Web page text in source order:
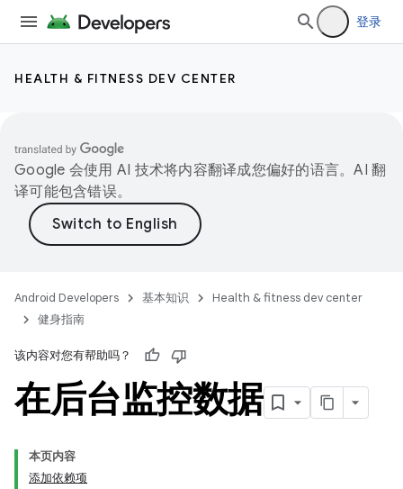
登录
HEALTH & FITNESS DEV CENTER
Google 会使用 AI 技术将内容翻译成您偏好的语言。AI 翻
译可能包含错误。
Android Developers 基本知识
Health & fitness dev center
健身指南
该内容对您有帮助吗？
在后台监控数据
本页内容
添加依赖项